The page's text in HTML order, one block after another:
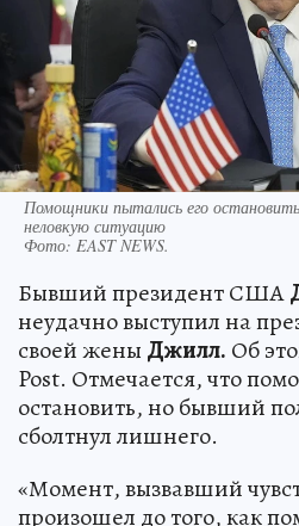
Помощники пытались его
неловкую ситуацию
Фото: EAST NEWS.
Бывший президент США
неудачно выступил на
своей жены Джилл. Об
Post. Отмечается, что
остановить, но бывший
сболтнул лишнего.
«Момент, вызвавший
произошел до того, как